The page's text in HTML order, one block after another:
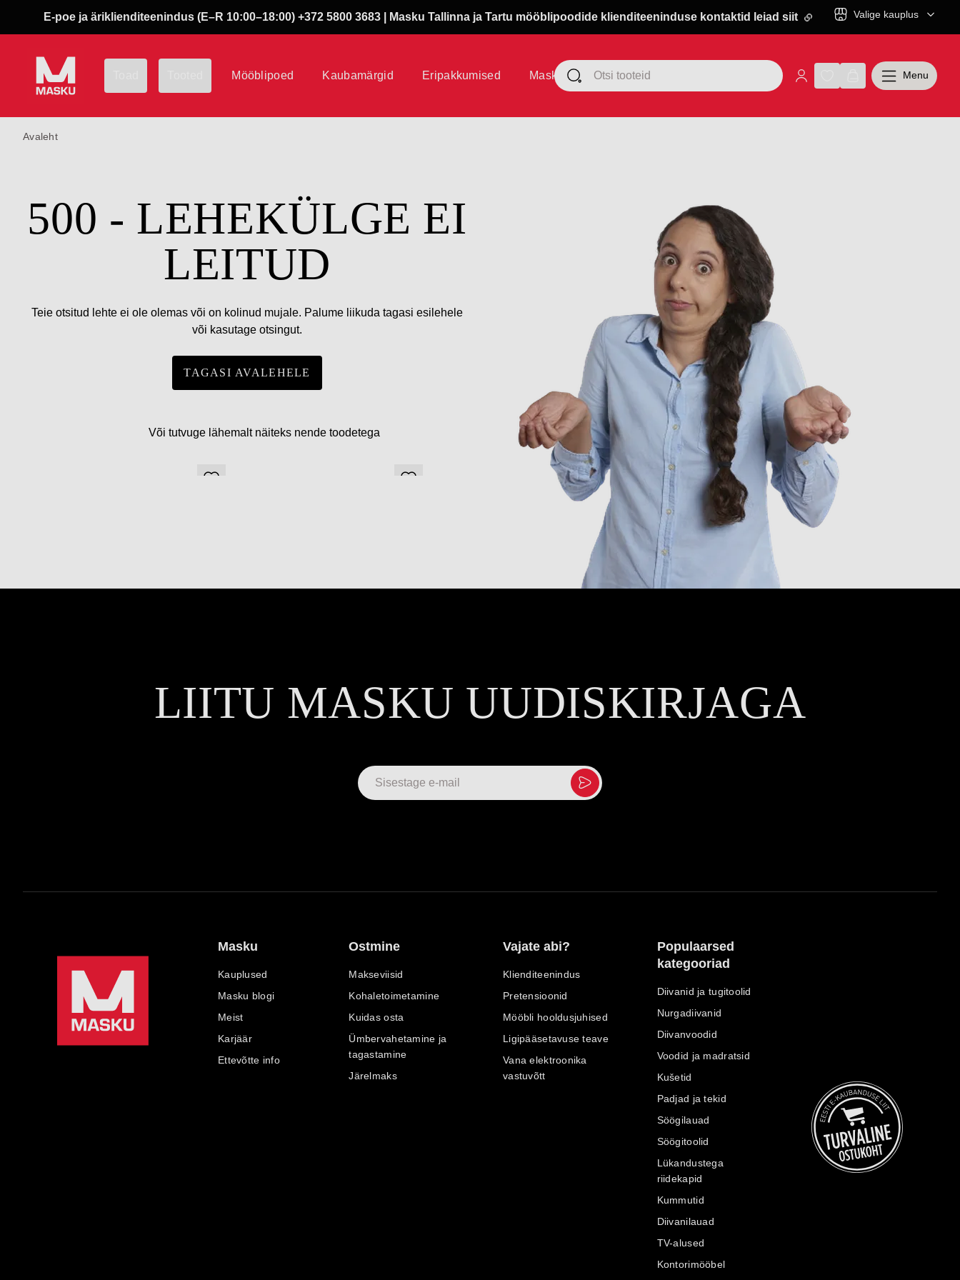
E-poe ja äriklienditeenindus (E–R 10:00–18:00) +372 5800 3683 | Masku Tallinna ja Tartu mööblipoodide klienditeeninduse kontaktid leiad siit Valige kauplus
Mööblipoed Kaubamärgid Eripakkumised Masku klubi Menu
Avaleht
500 - LEHEKÜLGE EI
LEITUD
Teie otsitud lehte ei ole olemas või on kolinud mujale. Palume liikuda tagasi esilehele
või kasutage otsingut.
TAGASI AVALEHELE
Või tutvuge lähemalt näiteks nende toodetega
LIITU MASKU UUDISKIRJAGA
Masku
Kauplused
Masku blogi
Meist
Karjäär
Ettevõtte info
Ostmine
Makseviisid
Kohaletoimetamine
Kuidas osta
Ümbervahetamine ja
tagastamine
Järelmaks
Vajate abi?
Klienditeenindus
Pretensioonid
Mööbli hooldusjuhised
Ligipääsetavuse teave
Vana elektroonika
vastuvõtt
Populaarsed
kategooriad
Diivanid ja tugitoolid
Nurgadiivanid
Diivanvoodid
Voodid ja madratsid
Kušetid
Padjad ja tekid
Söögilauad
Söögitoolid
Lükandustega
riidekapid
Kummutid
Diivanilauad
TV-alused
Kontorimööbel